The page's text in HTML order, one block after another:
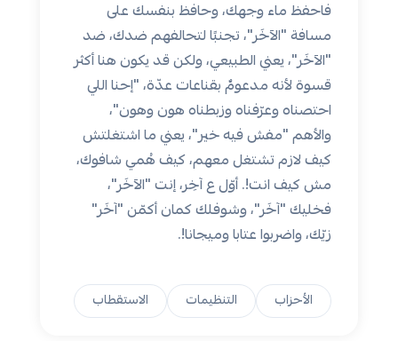
فاحفظ ماء وجهك، وحافظ بنفسك على
مسافة "الآخَر"، تجنبًا لتحالفهم ضدك، ضد
"الآخَر"، يعني الطبيعي، ولكن قد يكون هنا أكثر
قسوة لأنه مدعومٌ بقناعات عدّة، "إحنا اللي
احتصناه وعرّفناه وزبطناه هون وهون"،
والأهم "مفش فيه خير"، يعني ما اشتغلتش
كيف لازم تشتغل معهم، كيف هُمي شافوك،
مش كيف انت!. أوّل ع آخِر، إنت "الآخَر"،
فخليك "آخَر"، وشوفلك كمان أكمّن "آخَر"
زيّك، واضربوا عتابا وميجانا!.
الأحزاب التنظيمات الاستقطاب